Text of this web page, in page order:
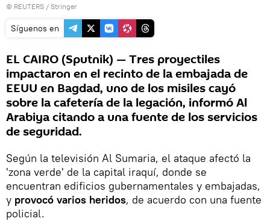
© REUTERS / Stringer
Síguenos en
EL CAIRO (Sputnik) — Tres proyectiles
impactaron en el recinto de la embajada de
EEUU en Bagdad, uno de los misiles cayó
sobre la cafetería de la legación, informó Al
Arabiya citando a una fuente de los servicios
de seguridad.
Según la televisión Al Sumaria, el ataque afectó la
'zona verde' de la capital iraquí, donde se
encuentran edificios gubernamentales y embajadas,
y provocó varios heridos, de acuerdo con una fuente
policial.